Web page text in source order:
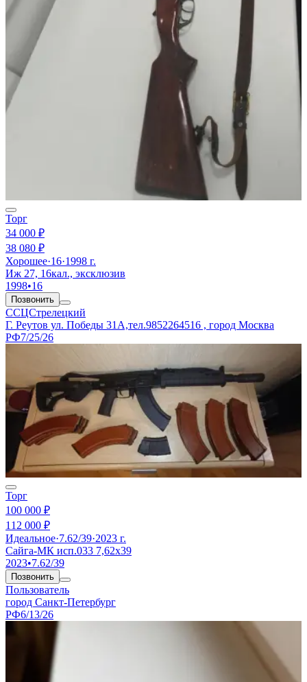
Торг
34 000 ₽
38 080 ₽
Хорошее·16·1998 г.
Иж 27, 16кал., эксклюзив
1998•16
Позвонить
ССЦСтрелецкий
Г. Реутов ул. Победы 31А,тел.9852264516 , город Москва
РФ7/25/26
Торг
100 000 ₽
112 000 ₽
Идеальное·7.62/39·2023 г.
Сайга-МК исп.033 7,62х39
2023•7.62/39
Позвонить
Пользователь
город Санкт-Петербург
РФ6/13/26